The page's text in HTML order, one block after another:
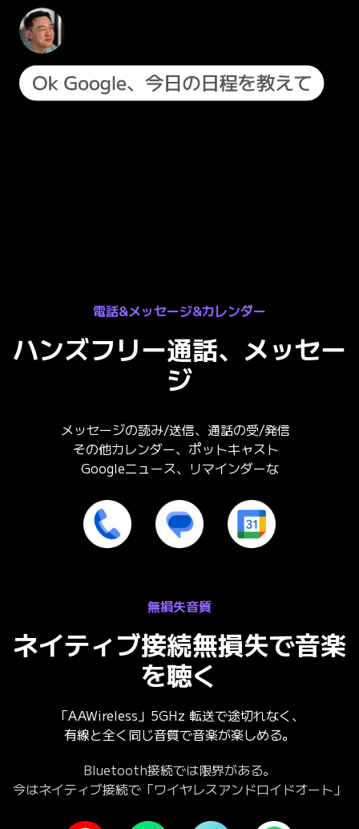
電話&メッセージ&カレンダー
ハンズフリー通話、メッセー
ジ
メッセージの読み/送信、通話の受/発信
その他カレンダー、ポットキャスト
Googleニュース、リマインダーな
無損失音質
ネイティブ接続無損失で音楽
を聴く
「AAWireless」5GHz 転送で途切れなく、
有線と全く同じ音質で音楽が楽しめる。
Bluetooth接続では限界がある。
今はネイティブ接続で「ワイヤレスアンドロイドオート」